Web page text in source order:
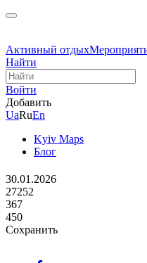
Активный отдых
Найти
Войти
Добавить
UaRuEn
Kyiv Maps
Блог
30.01.2026
27252
367
450
Сохранить